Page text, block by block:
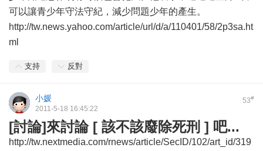
可以讓青少年守法守紀，減少問題少年的產生。
http://tw.news.yahoo.com/article/url/d/a/110401/58/2p3sa.ht
ml
支持 反對
53#
小媛
2011-5-18 16:45:22
[討論]來討論 [ 該不該廢除死刑 ] 吧...
http://tw.nextmedia.com/rnews/article/SecID/102/art_id/319